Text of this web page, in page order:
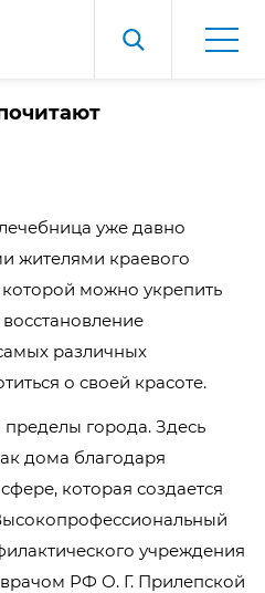
уже давно
жителями краевого
можно укрепить
различных
о своей красоте.
города. Здесь
дома благодаря
которая создается
учреждения
РФ О. Г. Прилепской